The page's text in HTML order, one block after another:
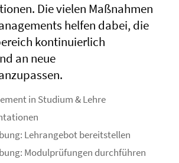
Die vielen Maßnahmen
helfen dabei, die
kontinuierlich
an neue
in Studium & Lehre
Lehrangebot bereitstellen
Modulprüfungen durchführen